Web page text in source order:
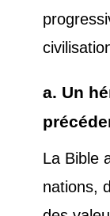
a. Un
La Bible
nations,